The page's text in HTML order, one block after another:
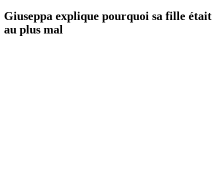
Giuseppa explique pourquoi sa fille était
au plus mal